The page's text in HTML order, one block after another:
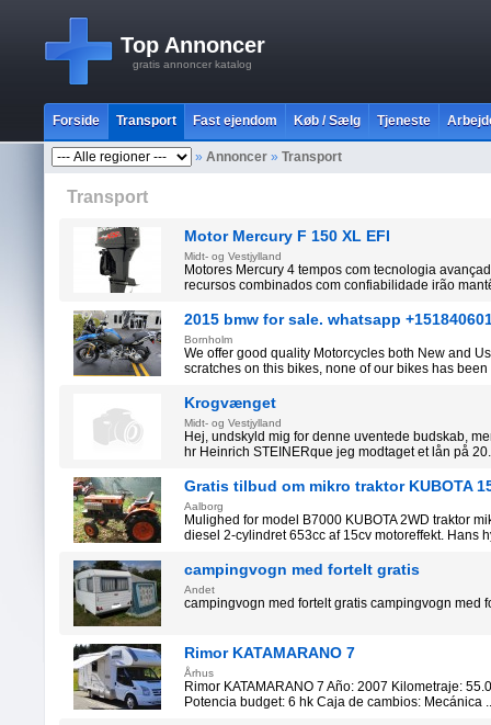
Top Annoncer
gratis annoncer katalog
Forside Transport Fast ejendom Køb / Sælg Tjeneste
» Annoncer » Transport
Transport
Motor Mercury F 150 XL EFI
Midt- og Vestjylland
Motores Mercury 4 tempos com tecnologia
recursos combinados com confiabilidade irão
2015 bmw for sale. whatsapp
Bornholm
We offer good quality Motorcycles both New and
scratches on this bikes, none of our bikes has been
Krogvænget
Midt- og Vestjylland
Hej, undskyld mig for denne uventede budskab,
hr Heinrich STEINERque jeg modtaget et lån på
Gratis tilbud om mikro traktor KUBOTA
Aalborg
Mulighed for model B7000 KUBOTA 2WD traktor
diesel 2-cylindret 653cc af 15cv motoreffekt. Hans
campingvogn med fortelt gratis
Andet
campingvogn med fortelt gratis campingvogn med
Rimor KATAMARANO 7
Århus
Rimor KATAMARANO 7 Año: 2007 Kilometraje:
Potencia budget: 6 hk Caja de cambios: Mecánica